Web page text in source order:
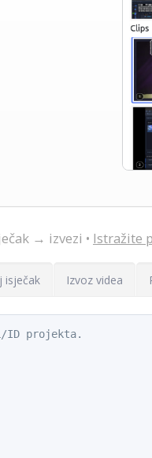
→ izvezi • Istražite
isječak Izvoz videa
ID projekta.